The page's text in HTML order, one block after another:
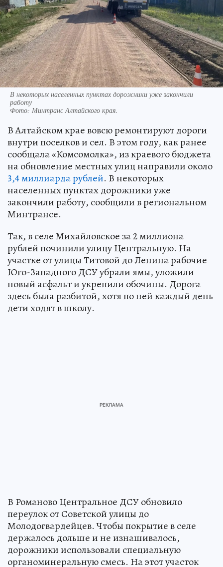
В некоторых населенных пунктах дорожники уже закончили
работу
Фото: Минтранс Алтайского края.
В Алтайском крае вовсю ремонтируют дороги
внутри поселков и сел. В этом году, как ранее
сообщала «Комсомолка», из краевого бюджета
на обновление местных улиц направили около
3,4 миллиарда рублей. В некоторых
населенных пунктах дорожники уже
закончили работу, сообщили в региональном
Минтрансе.
Так, в селе Михайловское за 2 миллиона
рублей починили улицу Центральную. На
участке от улицы Титовой до Ленина рабочие
Юго-Западного ДСУ убрали ямы, уложили
новый асфальт и укрепили обочины. Дорога
здесь была разбитой, хотя по ней каждый день
дети ходят в школу.
В Романово Центральное ДСУ обновило
переулок от Советской улицы до
Молодогвардейцев. Чтобы покрытие в селе
держалось дольше и не изнашивалось,
дорожники использовали специальную
органоминеральную смесь. На этот участок